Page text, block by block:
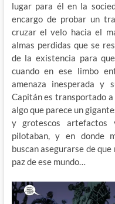
lugar para él en la
encargo de probar un
cruzar el velo hacia el
almas perdidas que se
de la existencia para
cuando en ese limbo
amenaza inesperada y
Capitán es transportado
algo que parece un
y grotescos artefactos
pilotaban, y en donde
buscan asegurarse de
paz de ese mundo…